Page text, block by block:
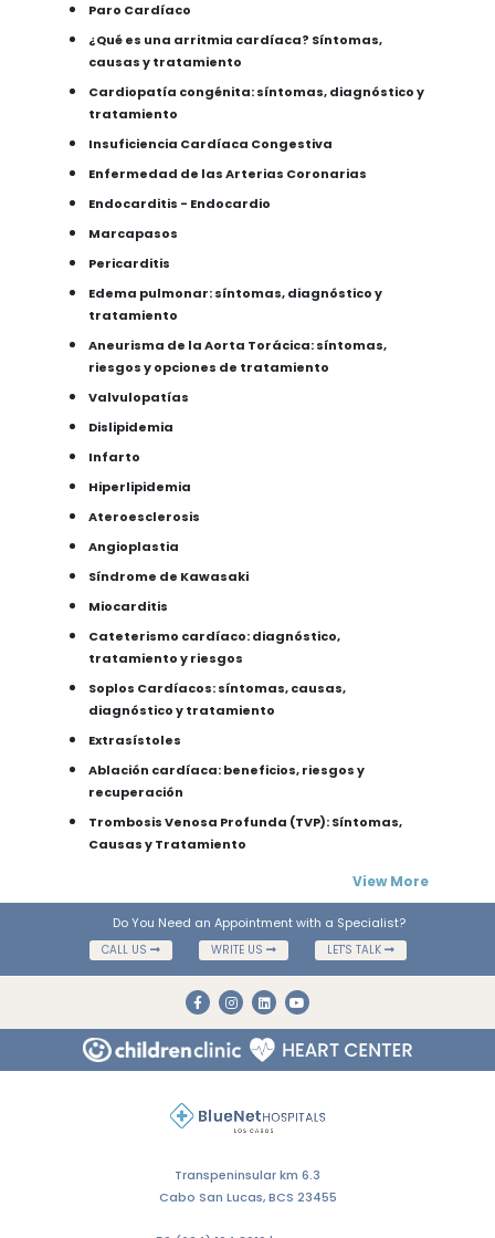
Paro Cardíaco
¿Qué es una arritmia cardíaca? Síntomas,
causas y tratamiento
Cardiopatía congénita: síntomas, diagnóstico y
tratamiento
Insuficiencia Cardíaca Congestiva
Enfermedad de las Arterias Coronarias
Endocarditis - Endocardio
Marcapasos
Pericarditis
Edema pulmonar: síntomas, diagnóstico y
tratamiento
Aneurisma de la Aorta Torácica: síntomas,
riesgos y opciones de tratamiento
Valvulopatías
Dislipidemia
Infarto
Hiperlipidemia
Ateroesclerosis
Angioplastia
Síndrome de Kawasaki
Miocarditis
Cateterismo cardíaco: diagnóstico,
tratamiento y riesgos
Soplos Cardíacos: síntomas, causas,
diagnóstico y tratamiento
Extrasístoles
Ablación cardíaca: beneficios, riesgos y
recuperación
Trombosis Venosa Profunda (TVP): Síntomas,
Causas y Tratamiento
View More
Do You Need an Appointment with a Specialist?
CALL US WRITE US LET'S TALK
Transpeninsular km 6.3
Cabo San Lucas, BCS 23455